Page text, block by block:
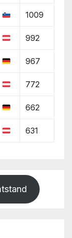
1009
992
967
772
662
631